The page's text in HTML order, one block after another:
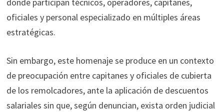
oficiales y personal especializado en múltiples áreas
estratégicas.
Sin embargo, este homenaje se produce en un contexto
de preocupación entre capitanes y oficiales de cubierta
de los remolcadores, ante la aplicación de descuentos
salariales sin que, según denuncian, exista orden judicial